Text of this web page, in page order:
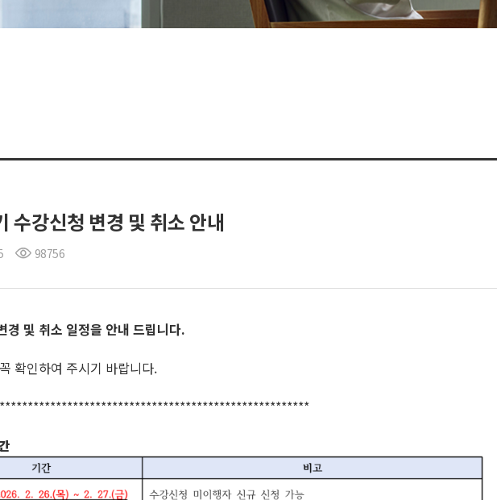
강신청 변경 및 취소 안내
98756
경 및 취소 일정을 안내 드립니다.
확인하여 주시기 바랍니다.